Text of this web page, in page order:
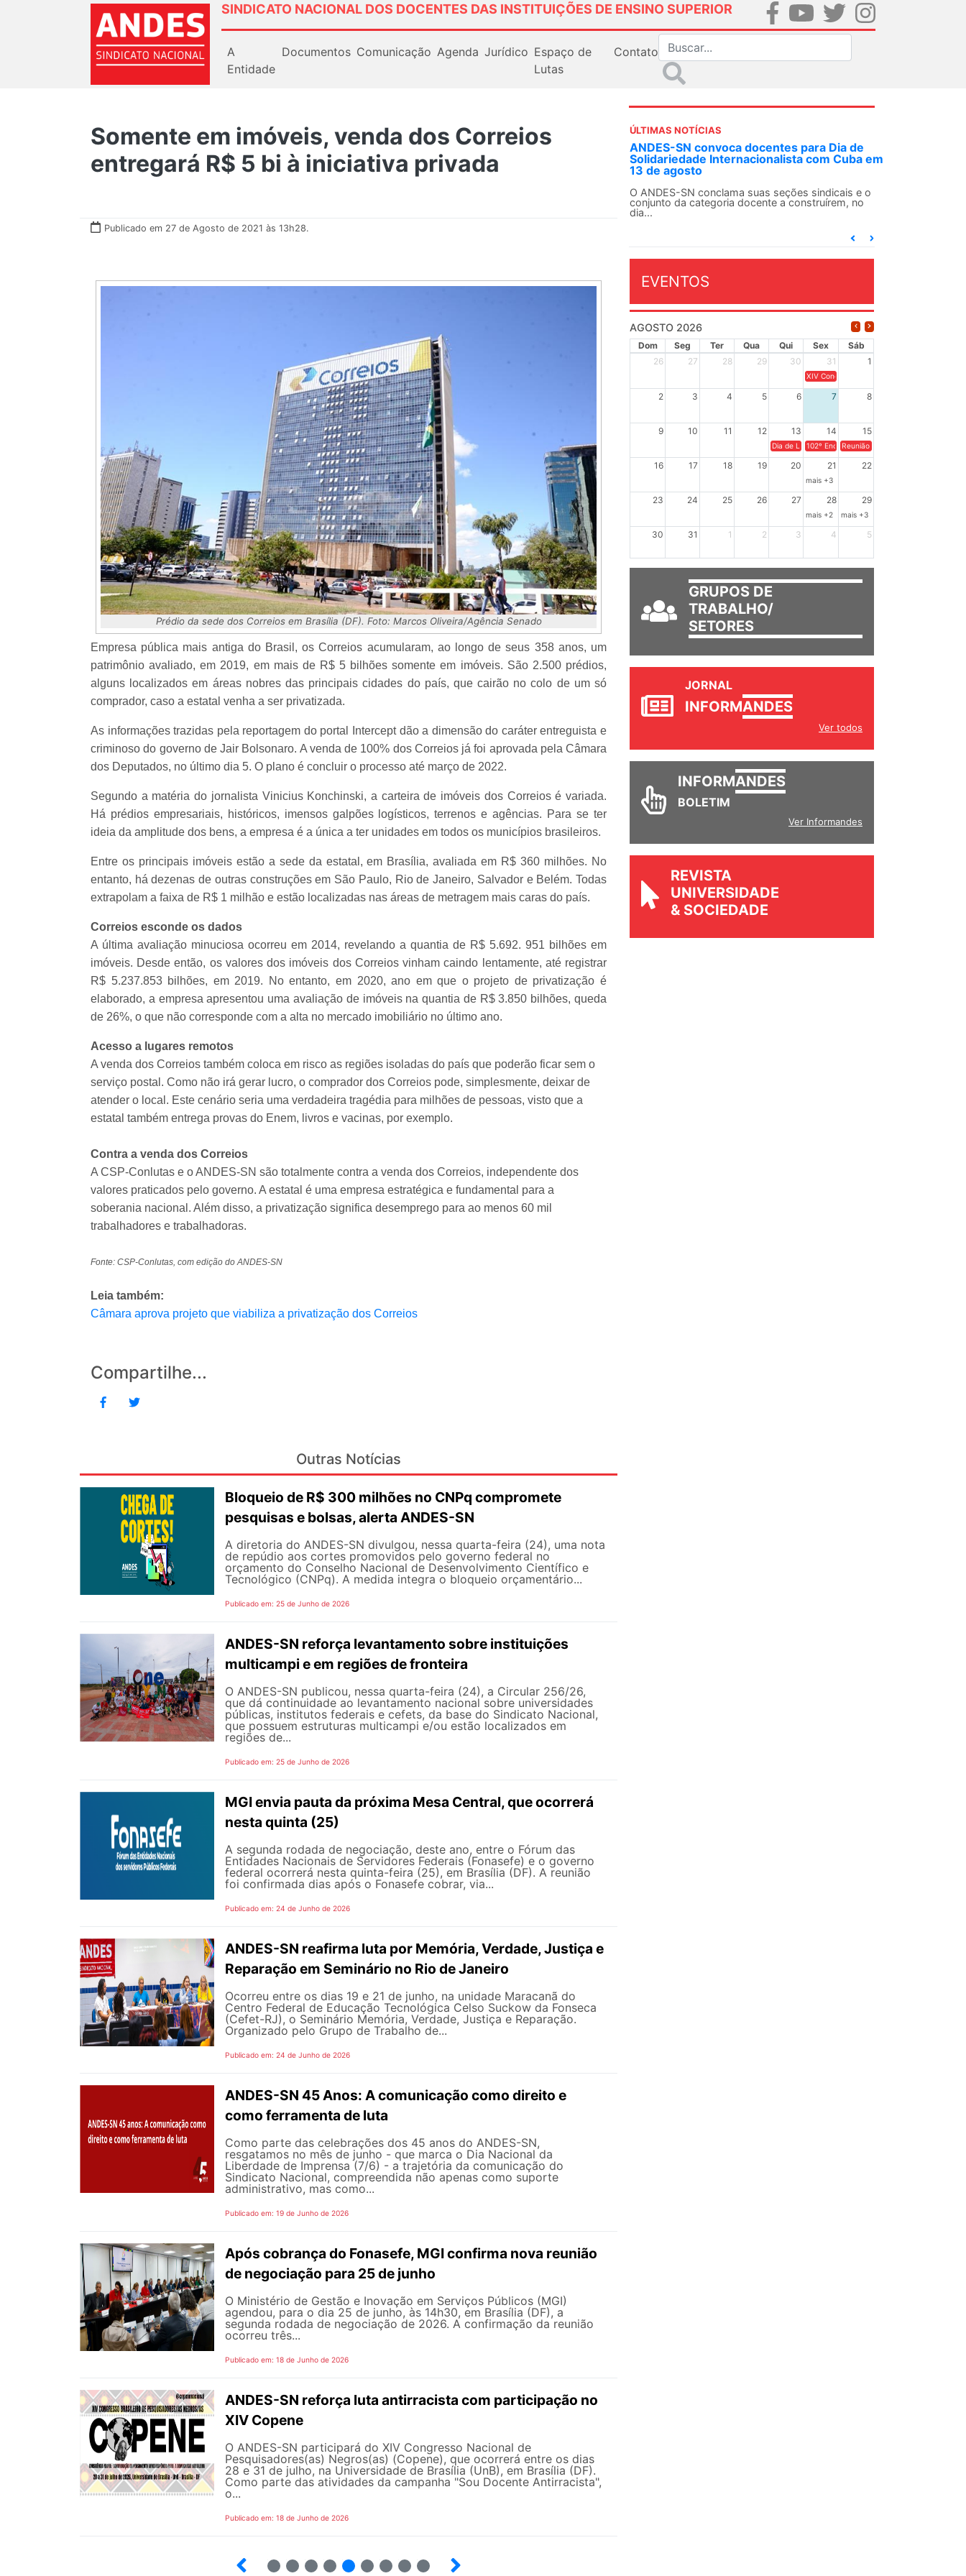
SINDICATO NACIONAL DOS DOCENTES DAS INSTITUIÇÕES DE ENSINO SUPERIOR
A
Entidade
Documentos Comunicação Agenda Jurídico Espaço de
Lutas
Contato
Somente em imóveis, venda dos Correios
entregará R$ 5 bi à iniciativa privada
Publicado em 27 de Agosto de 2021 às 13h28.
Prédio da sede dos Correios em Brasília (DF). Foto: Marcos Oliveira/Agência Senado
Empresa pública mais antiga do Brasil, os Correios acumularam, ao longo de seus 358 anos, um
patrimônio avaliado, em 2019, em mais de R$ 5 bilhões somente em imóveis. São 2.500 prédios,
alguns localizados em áreas nobres das principais cidades do país, que cairão no colo de um só
comprador, caso a estatal venha a ser privatizada.
As informações trazidas pela reportagem do portal Intercept dão a dimensão do caráter entreguista e
criminoso do governo de Jair Bolsonaro. A venda de 100% dos Correios já foi aprovada pela Câmara
dos Deputados, no último dia 5. O plano é concluir o processo até março de 2022.
Segundo a matéria do jornalista Vinicius Konchinski, a carteira de imóveis dos Correios é variada.
Há prédios empresariais, históricos, imensos galpões logísticos, terrenos e agências. Para se ter
ideia da amplitude dos bens, a empresa é a única a ter unidades em todos os municípios brasileiros.
Entre os principais imóveis estão a sede da estatal, em Brasília, avaliada em R$ 360 milhões. No
entanto, há dezenas de outras construções em São Paulo, Rio de Janeiro, Salvador e Belém. Todas
extrapolam a faixa de R$ 1 milhão e estão localizadas nas áreas de metragem mais caras do país.
Correios esconde os dados
A última avaliação minuciosa ocorreu em 2014, revelando a quantia de R$ 5.692. 951 bilhões em
imóveis. Desde então, os valores dos imóveis dos Correios vinham caindo lentamente, até registrar
R$ 5.237.853 bilhões, em 2019. No entanto, em 2020, ano em que o projeto de privatização é
elaborado, a empresa apresentou uma avaliação de imóveis na quantia de R$ 3.850 bilhões, queda
de 26%, o que não corresponde com a alta no mercado imobiliário no último ano.
Acesso a lugares remotos
A venda dos Correios também coloca em risco as regiões isoladas do país que poderão ficar sem o
serviço postal. Como não irá gerar lucro, o comprador dos Correios pode, simplesmente, deixar de
atender o local. Este cenário seria uma verdadeira tragédia para milhões de pessoas, visto que a
estatal também entrega provas do Enem, livros e vacinas, por exemplo.
Contra a venda dos Correios
A CSP-Conlutas e o ANDES-SN são totalmente contra a venda dos Correios, independente dos
valores praticados pelo governo. A estatal é uma empresa estratégica e fundamental para a
soberania nacional. Além disso, a privatização significa desemprego para ao menos 60 mil
trabalhadores e trabalhadoras.
Fonte: CSP-Conlutas, com edição do ANDES-SN
Leia também:
Câmara aprova projeto que viabiliza a privatização dos Correios
Compartilhe...
Outras Notícias
Bloqueio de R$ 300 milhões no CNPq compromete
pesquisas e bolsas, alerta ANDES-SN
A diretoria do ANDES-SN divulgou, nessa quarta-feira (24), uma nota
de repúdio aos cortes promovidos pelo governo federal no
orçamento do Conselho Nacional de Desenvolvimento Científico e
Tecnológico (CNPq). A medida integra o bloqueio orçamentário...
Publicado em: 25 de Junho de 2026
ANDES-SN reforça levantamento sobre instituições
multicampi e em regiões de fronteira
O ANDES-SN publicou, nessa quarta-feira (24), a Circular 256/26,
que dá continuidade ao levantamento nacional sobre universidades
públicas, institutos federais e cefets, da base do Sindicato Nacional,
que possuem estruturas multicampi e/ou estão localizados em
regiões de...
Publicado em: 25 de Junho de 2026
MGI envia pauta da próxima Mesa Central, que ocorrerá
nesta quinta (25)
A segunda rodada de negociação, deste ano, entre o Fórum das
Entidades Nacionais de Servidores Federais (Fonasefe) e o governo
federal ocorrerá nesta quinta-feira (25), em Brasília (DF). A reunião
foi confirmada dias após o Fonasefe cobrar, via...
Publicado em: 24 de Junho de 2026
ANDES-SN reafirma luta por Memória, Verdade, Justiça e
Reparação em Seminário no Rio de Janeiro
Ocorreu entre os dias 19 e 21 de junho, na unidade Maracanã do
Centro Federal de Educação Tecnológica Celso Suckow da Fonseca
(Cefet-RJ), o Seminário Memória, Verdade, Justiça e Reparação.
Organizado pelo Grupo de Trabalho de...
Publicado em: 24 de Junho de 2026
ANDES-SN 45 Anos: A comunicação como direito e
como ferramenta de luta
Como parte das celebrações dos 45 anos do ANDES-SN,
resgatamos no mês de junho - que marca o Dia Nacional da
Liberdade de Imprensa (7/6) - a trajetória da comunicação do
Sindicato Nacional, compreendida não apenas como suporte
administrativo, mas como...
Publicado em: 19 de Junho de 2026
Após cobrança do Fonasefe, MGI confirma nova reunião
de negociação para 25 de junho
O Ministério de Gestão e Inovação em Serviços Públicos (MGI)
agendou, para o dia 25 de junho, às 14h30, em Brasília (DF), a
segunda rodada de negociação de 2026. A confirmação da reunião
ocorreu três...
Publicado em: 18 de Junho de 2026
ANDES-SN reforça luta antirracista com participação no
XIV Copene
O ANDES-SN participará do XIV Congresso Nacional de
Pesquisadores(as) Negros(as) (Copene), que ocorrerá entre os dias
28 e 31 de julho, na Universidade de Brasília (UnB), em Brasília (DF).
Como parte das atividades da campanha "Sou Docente Antirracista",
o...
Publicado em: 18 de Junho de 2026
ÚLTIMAS NOTÍCIAS
ANDES-SN convoca docentes para Dia de
Solidariedade Internacionalista com Cuba em
13 de agosto
O ANDES-SN conclama suas seções sindicais e o
conjunto da categoria docente a construírem, no
dia...
EVENTOS
AGOSTO 2026
Dom Seg Ter Qua Qui Sex
Sáb
26
27 28 29 30 31 1
XIV Congresso Brasileiro de
2 3 4 5 6 7 8
9 10 11 12 13 14 15
Dia de Luta em Defesa de Cuba e da Soberania dos
102º Encontro da Regional Leste, “Em terra
Reunião GTPE.
16 17 18 19 20 21 22
mais +3
23 24 25 26 27 28 29
mais +2 mais +3
30 31 1 2 3 4 5
GRUPOS DE
TRABALHO/
SETORES
JORNAL
INFORMANDES
Ver todos
INFORMANDES
BOLETIM
Ver Informandes
REVISTA
UNIVERSIDADE
& SOCIEDADE